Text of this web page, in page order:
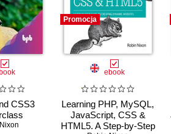
CSS3
Promocja
ebook
Learning PHP, MySQL,
JavaScript, CSS &
HTML5. A Step-by-Step